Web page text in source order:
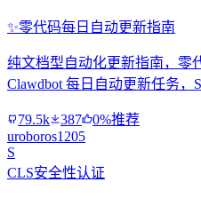
✨零代码每日自动更新指南
纯文档型自动化更新指南，零
Clawdbot 每日自动更新任务，
79.5k 387
0%推荐
uroboros1205
S
CLS安全性认证